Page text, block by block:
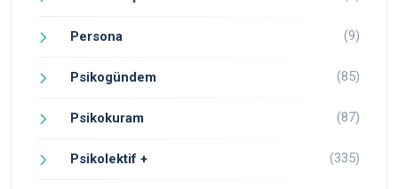
Persona (9)
Psikogündem (85)
Psikokuram (87)
Psikolektif + (335)